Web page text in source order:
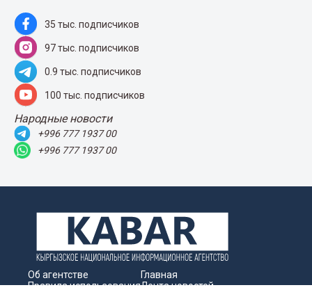
Бизнес
госорганам, партнерам и волонтерам
ШОС
09 Август 2026
роуминге
пройдут беcплатные кинопоказы от
05 Август 2026 231